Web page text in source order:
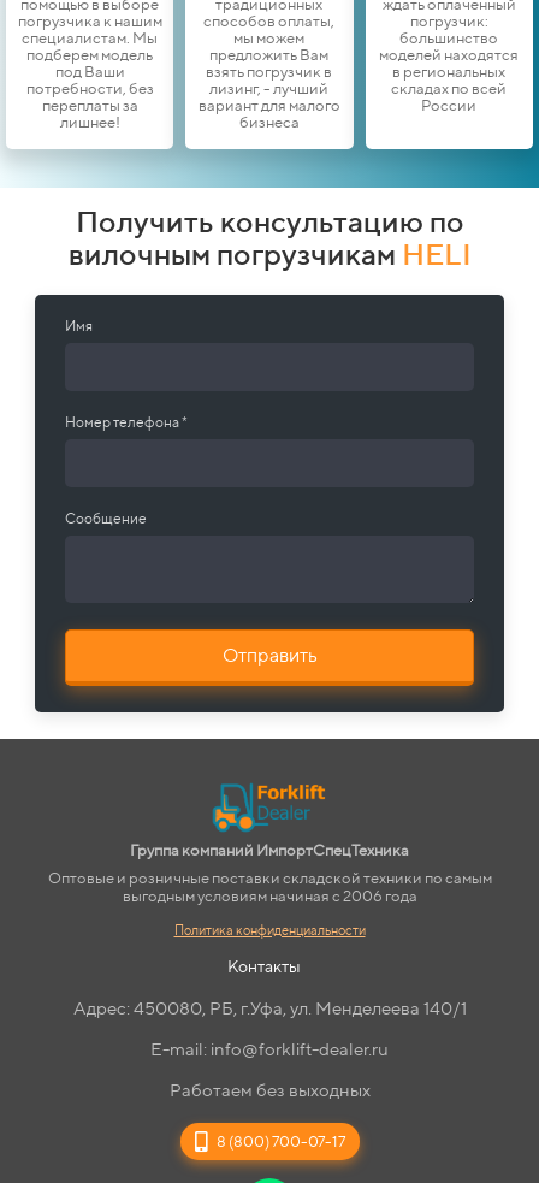
помощью в выборе
погрузчика к нашим
специалистам. Мы
подберем модель
под Ваши
потребности, без
переплаты за
лишнее!
традиционных
способов оплаты,
мы можем
предложить Вам
взять погрузчик в
лизинг, - лучший
вариант для малого
бизнеса
ждать оплаченный
погрузчик:
большинство
моделей находятся
в региональных
складах по всей
России
Получить консультацию по
вилочным погрузчикам HELI
Имя
Номер телефона *
Сообщение
Отправить
Группа компаний ИмпортСпецТехника
Оптовые и розничные поставки складской техники по самым
выгодным условиям начиная с 2006 года
Политика конфиденциальности
Контакты
Адрес: 450080, РБ, г.Уфа, ул. Менделеева 140/1
E-mail: info@forklift-dealer.ru
Работаем без выходных
8 (800) 700-07-17